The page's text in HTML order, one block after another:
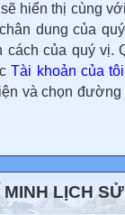
hiển thị cùng
dung của
cách của quý vị.
Tài khoản của tôi
và chọn
MINH LỊCH SỬ